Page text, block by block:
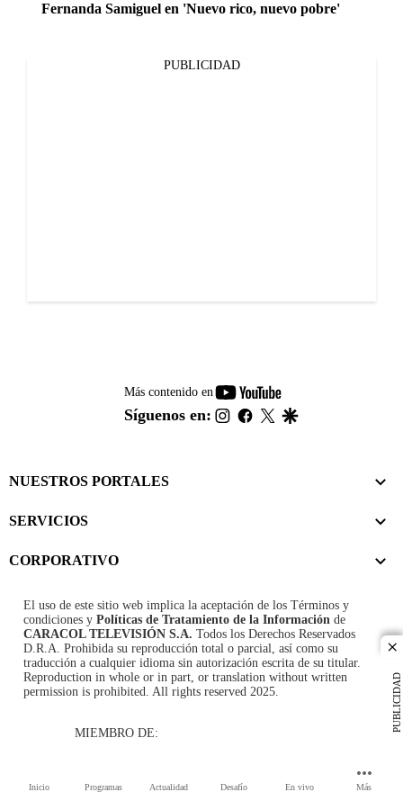
Inicio Programas Actualidad Desafío En vivo Más
PUBLICIDAD
Fernanda Samiguel en 'Nuevo rico, nuevo pobre'
PUBLICIDAD
Más contenido en
youtube-
footer
Síguenos en: instagram
facebook
twitter
NUESTROS PORTALES
SERVICIOS
CORPORATIVO
El uso de este sitio web implica la aceptación de los Términos y
condiciones y Políticas de Tratamiento de la Información de
CARACOL TELEVISIÓN S.A. Todos los Derechos Reservados
D.R.A. Prohibida su reproducción total o parcial, así como su
traducción a cualquier idioma sin autorización escrita de su titular.
Reproduction in whole or in part, or translation without written
permission is prohibited. All rights reserved 2025.
MIEMBRO DE: